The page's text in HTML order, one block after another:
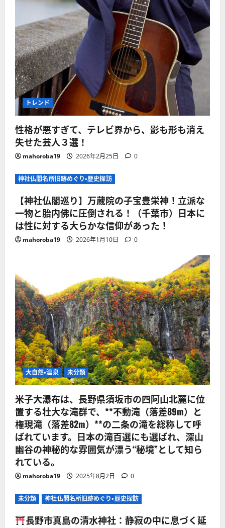
トレンド
性格が悪すぎて、テレビ界から、影も形も消え
失せた芸人３選！
mahoroba19 2026年2月25日 0
神社仏閣名所旧跡めぐり・歴史探訪
【神社仏閣巡り】万蔵院の子宝豊栄神！立派な
一物と胎内佛に圧倒される！（千葉市）日本に
は性に対する大らかな信仰があった！
mahoroba19 2026年1月10日 0
大自然・温泉 未分類
米子大瀑布は、長野県須坂市の四阿山北麓に位
置する壮大な滝群で、**不動滝（落差89m）と
権現滝（落差82m）**の二条の滝を総称して呼
ばれています。日本の滝百選にも選ばれ、深山
幽谷の神秘的な雰囲気が漂う“秘境”として知ら
れている。
mahoroba19 2025年8月2日 0
未分類 神社仏閣名所旧跡めぐり・歴史探訪
長野市真島の清水神社：静寂の中に息づく延